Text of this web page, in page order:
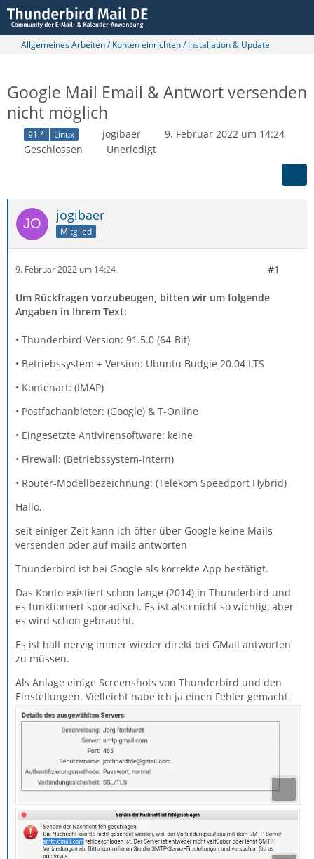
Allgemeines Arbeiten / Konten einrichten / Installation & Update
Google Mail Email & Antwort versenden
nicht möglich
91.* Linux jogibaer
9. Februar 2022 um 14:24
Geschlossen
Unerledigt
jogibaer
Mitglied
9. Februar 2022 um 14:24 #1
Um Rückfragen vorzubeugen, bitten wir um folgende
Angaben in Ihrem Text:
• Thunderbird-Version: 91.5.0 (64-Bit)
• Betriebssystem + Version: Ubuntu Budgie 20.04 LTS
• Kontenart: (IMAP)
• Postfachanbieter: (Google) & T-Online
• Eingesetzte Antivirensoftware: keine
• Firewall: (Betriebssystem-intern)
• Router-Modellbezeichnung: (Telekom Speedport Hybrid)
Hallo,
seit einiger Zeit kann ich öfter über Google keine Mails
versenden oder auf mails antworten
Thunderbird ist bei Google als korrekte App bestätigt.
Das Konto existiert schon lange (2014) in Thunderbird und
es funktioniert sporadisch. Es ist also nicht so wichtig, aber
es wird schon gebraucht.
Es ist halt nervig immer wieder direkt bei GMail antworten
zu müssen.
Als Anlage einige Screenshots von Thunderbird und den
Einstellungen. Vielleicht habe ich ja einen Fehler gemacht.